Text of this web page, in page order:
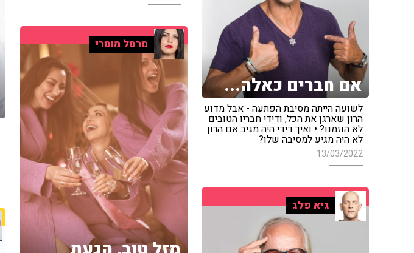
אם חברים כאלה...
לשועה הייתה מסיבת הפתעה - אבל מדוע
הרון שארגן את הכל, ודידי חבריו הטובים
לא הוזמנו? • ואיך דידי היה מגיב אם הרון
לא היה מגיע למסיבה שלו?
13/03/2022
מרסל מוסרי
גיא פלג